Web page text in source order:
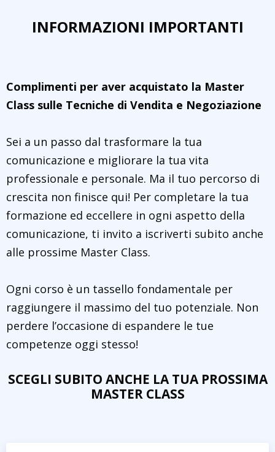
INFORMAZIONI IMPORTANTI
Complimenti per aver acquistato la Master
Class sulle Tecniche di Vendita e Negoziazione
Sei a un passo dal trasformare la tua
comunicazione e migliorare la tua vita
professionale e personale. Ma il tuo percorso di
crescita non finisce qui! Per completare la tua
formazione ed eccellere in ogni aspetto della
comunicazione, ti invito a iscriverti subito anche
alle prossime Master Class.
Ogni corso è un tassello fondamentale per
raggiungere il massimo del tuo potenziale. Non
perdere l’occasione di espandere le tue
competenze oggi stesso!
SCEGLI SUBITO ANCHE LA TUA PROSSIMA
MASTER CLASS